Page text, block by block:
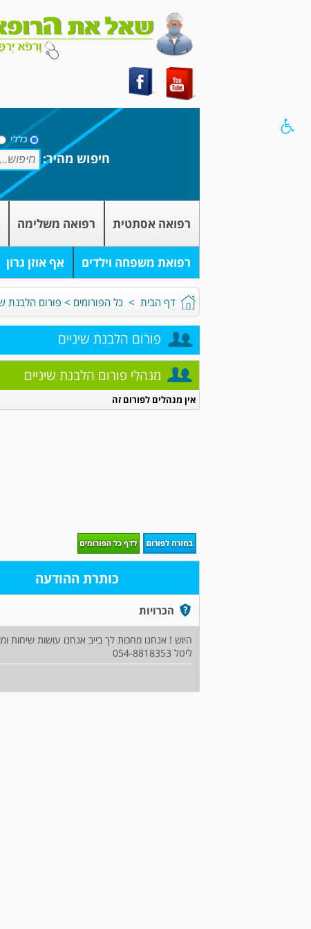
כללי
חיפוש מהיר:
רפואה אסתטית רפואה משלימה
רפואת משפחה וילדים אף אוזן גרון
דף הבית > כל הפורומים > פורום הלבנת
פורום הלבנת שיניים
מנהלי פורום הלבנת שיניים
אין מנהלים לפורום זה
כותרת ההודעה
הכרויות
ליטל 054-8818353